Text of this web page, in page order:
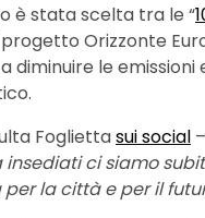
è stata scelta tra le “
Orizzonte
diminuire le
Fogliettasui social –
insediati ci siamo
la città e per il